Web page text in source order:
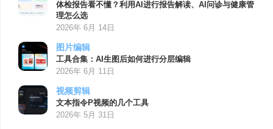
体检报告看不懂？利用AI进行报告解读、AI问诊与健康管
理怎么选
2026年 6月 14日
图片编辑
工具合集：AI生图后如何进行分层编辑
2026年 6月 11日
视频剪辑
文本指令P视频的几个工具
2026年 5月 31日